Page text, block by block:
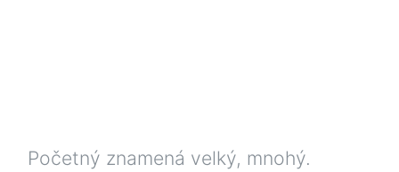
Početný znamená velký, mnohý.